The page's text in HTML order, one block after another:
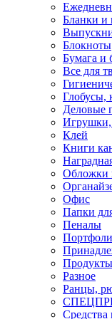
Бланки и
Блокноты
Бумага и
Все для
Глобусы,
Деловые
Игрушки,
Клей
Книги
Обложки
Офис
Папки
Пеналы
Разное
Ранцы,